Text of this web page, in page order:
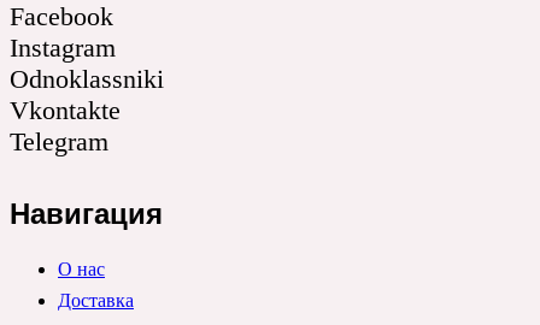
Facebook
Instagram
Odnoklassniki
Vkontakte
Telegram
Навигация
О нас
Доставка